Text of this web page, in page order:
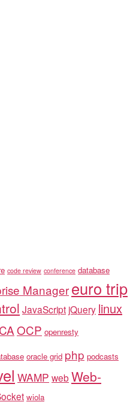
code review conference database
Managereuro trip
JavaScript jQuery linux
OCP openresty
oracle grid php podcasts
WAMP web Web-
wiola